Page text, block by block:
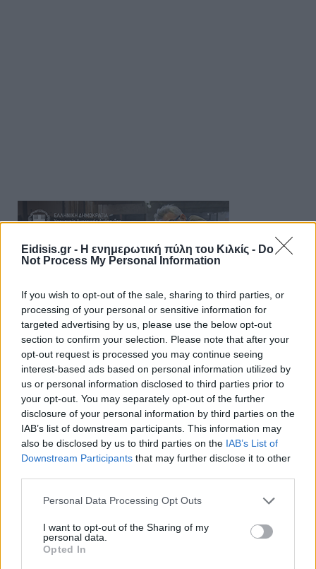
Eidisis.gr - Η ενημερωτική πύλη του Κιλκίς - Do
Not Process My Personal Information
If you wish to opt-out of the sale, sharing to third parties, or
processing of your personal or sensitive information for
targeted advertising by us, please use the below opt-out
section to confirm your selection. Please note that after your
opt-out request is processed you may continue seeing
interest-based ads based on personal information utilized by
us or personal information disclosed to third parties prior to
your opt-out. You may separately opt-out of the further
disclosure of your personal information by third parties on the
IAB’s list of downstream participants. This information may
also be disclosed by us to third parties on the IAB’s List of
Downstream Participants that may further disclose it to other
Personal Data Processing Opt Outs
I want to opt-out of the Sharing of my
personal data.
Opted In